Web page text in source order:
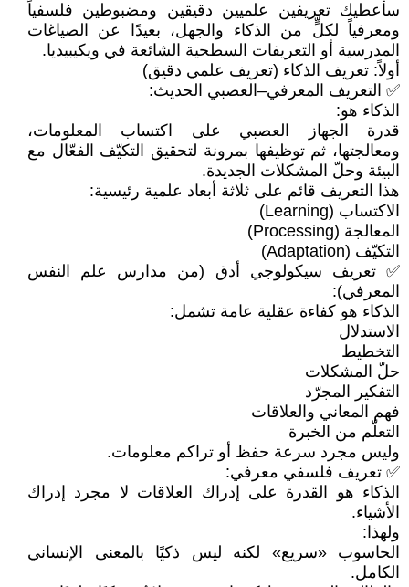
سأعطيك تعريفين علميين دقيقين ومضبوطين فلسفياً
ومعرفياً لكلٍّ من الذكاء والجهل، بعيدًا عن الصياغات
المدرسية أو التعريفات السطحية الشائعة في ويكيبيديا.
أولاً: تعريف الذكاء (تعريف علمي دقيق)
✅ التعريف المعرفي–العصبي الحديث:
الذكاء هو:
قدرة الجهاز العصبي على اكتساب المعلومات،
ومعالجتها، ثم توظيفها بمرونة لتحقيق التكيّف الفعّال مع
البيئة وحلّ المشكلات الجديدة.
هذا التعريف قائم على ثلاثة أبعاد علمية رئيسية:
الاكتساب (Learning)
المعالجة (Processing)
التكيّف (Adaptation)
✅ تعريف سيكولوجي أدق (من مدارس علم النفس
المعرفي):
الذكاء هو كفاءة عقلية عامة تشمل:
الاستدلال
التخطيط
حلّ المشكلات
التفكير المجرّد
فهم المعاني والعلاقات
التعلّم من الخبرة
وليس مجرد سرعة حفظ أو تراكم معلومات.
✅ تعريف فلسفي معرفي:
الذكاء هو القدرة على إدراك العلاقات لا مجرد إدراك
الأشياء.
ولهذا:
الحاسوب «سريع» لكنه ليس ذكيًا بالمعنى الإنساني
الكامل.